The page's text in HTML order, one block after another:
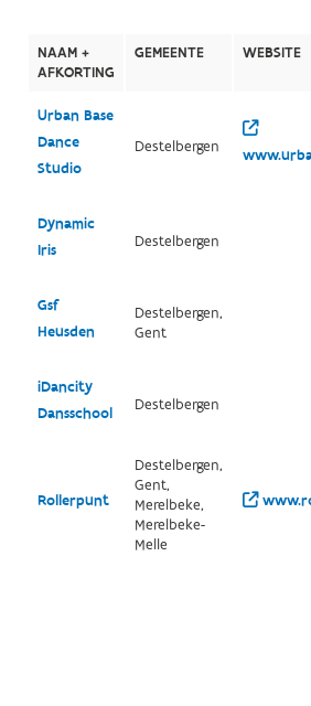
NAAM +
AFKORTING
GEMEENTE WEBSITE
Urban Base
Dance
Studio
Destelbergen
Dynamic
Iris
Destelbergen
Gsf
Heusden
Destelbergen,
Gent
iDancity
Dansschool
Destelbergen
Rollerpunt
Destelbergen,
Gent,
Merelbeke,
Merelbeke-
Melle